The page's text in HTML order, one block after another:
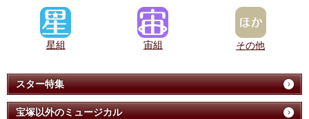
星組 宙組 その他
スター特集
宝塚以外のミュージカル